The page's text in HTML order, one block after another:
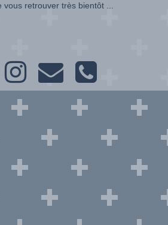
vous retrouver très bientôt ...